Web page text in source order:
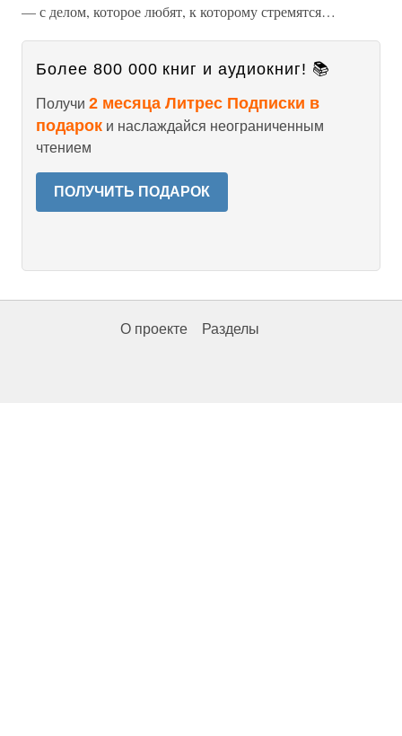
— с делом, которое любят, к которому стремятся…
Более 800 000 книг и аудиокниг! 📚
Получи 2 месяца Литрес Подписки в
подарок и наслаждайся неограниченным
чтением
ПОЛУЧИТЬ ПОДАРОК
О проекте Разделы